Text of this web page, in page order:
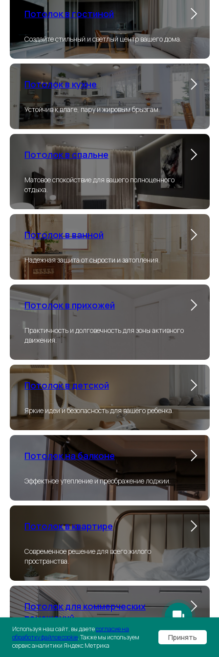
Потолок в гостиной
Создайте стильный и светлый центр вашего дома.
Потолок в кухне
Устойчив к влаге, пару и жировым брызгам.
Потолок в спальне
Матовое спокойствие для вашего полноценного
отдыха.
Потолок в ванной
Надежная защита от сырости и затопления.
Потолок в прихожей
Практичность и долговечность для зоны активного
движения.
Потолок в детской
Яркие идеи и безопасность для вашего ребенка.
Потолок на балконе
Эффектное утепление и преображение лоджии.
Потолок в квартире
Современное решение для всего жилого
пространства.
Потолок для коммерческих
помещений
Функциональность и привлекательный вид для
Используя наш сайт, вы даетесогласие на
обработку файлов cookie. Также мы используем
сервис аналитики Яндекс Метрика
Принять